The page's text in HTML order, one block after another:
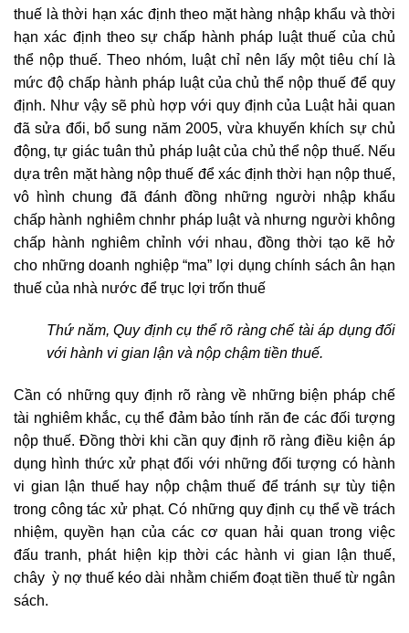
thuế là thời hạn xác định theo mặt hàng nhập khẩu và thời
hạn xác định theo sự chấp hành pháp luật thuế của chủ
thể nộp thuế. Theo nhóm, luật chỉ nên lấy một tiêu chí là
mức độ chấp hành pháp luật của chủ thể nộp thuế để quy
định. Như vậy sẽ phù hợp với quy định của Luật hải quan
đã sửa đổi, bổ sung năm 2005, vừa khuyến khích sự chủ
động, tự giác tuân thủ pháp luật của chủ thể nộp thuế. Nếu
dựa trên mặt hàng nộp thuế để xác định thời hạn nộp thuế,
vô hình chung đã đánh đồng những người nhập khẩu
chấp hành nghiêm chnhr pháp luật và nhưng người không
chấp hành nghiêm chỉnh với nhau, đồng thời tạo kẽ hở
cho những doanh nghiệp “ma” lợi dụng chính sách ân hạn
thuế của nhà nước để trục lợi trốn thuế
Thứ năm, Quy định cụ thể rõ ràng chế tài áp dụng đối
với hành vi gian lận và nộp chậm tiền thuế.
Cần có những quy định rõ ràng về những biện pháp chế
tài nghiêm khắc, cụ thể đảm bảo tính răn đe các đối tượng
nộp thuế. Đồng thời khi cần quy định rõ ràng điều kiện áp
dụng hình thức xử phạt đối với những đối tượng có hành
vi gian lận thuế hay nộp chậm thuế để tránh sự tùy tiện
trong công tác xử phạt. Có những quy định cụ thể về trách
nhiệm, quyền hạn của các cơ quan hải quan trong việc
đấu tranh, phát hiện kịp thời các hành vi gian lận thuế,
chây ỳ nợ thuế kéo dài nhằm chiếm đoạt tiền thuế từ ngân
sách.